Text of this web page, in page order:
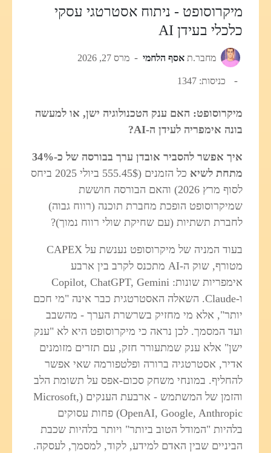
מיקרוסופט - ניתוח אסטרטגי עסקי
כלכלי בעידן AI
מחבר.ת אסף הלחמי מרס 27, 2026
כניסות: 1347
מיקרוסופט: האם ענק הטכנולוגיה ישן, או למעשה
בונה אימפריה לעידן ה‑AI?
איך אפשר להסביר אובדן ערך בבורסה של כ‑34%
מתחת לשיא
כל הזמנים (555.45$ ביולי 2025 ביחס
לסוף מרץ 2026) והאם הבורסה חוששת
שמיקרוסופט הופכת מחברת תוכנה (רווח גבוה)
לחברת תשתיות (עם שחיקת שולי רווח נמוך)?
בעוד המניה של מיקרוסופט נענשת על CAPEX
מטורף, שוק ה‑AI מתכנס לקרב בין ארבע
אימפריות שונות: Copilot, ChatGPT, Gemini
ו‑Claude. השאלה האסטרטגית כבר אינה "מי חכם
יותר", אלא מי מחזיק בשרשרת הערך - מהשבב
ועד המסמך. לכן נראה כי מיקרוסופט היא לא "ענק
ישן" אלא ענק שמתעורר חזק, עם תזרים מזומנים
אדיר, אסטרטגיה ברורה ופלטפורמה שאי אפשר
להחליף. במונחי משחק סכום‑אפס על תשומת הלב
והזמן של המשתמש - ארבעת הענקים (Microsoft,
OpenAI, Google, Anthropic) פחות עסוקים
בלהיות "המודל הטוב ביותר" ויותר בלהיות שכבת
הביניים שבין האדם למידע, לקוד, למסמך, לעסקה.